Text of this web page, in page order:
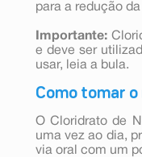
para a redução
Importante:
e deve ser
usar, leia a bula.
Como tomar
O Cloridrato de
uma vez ao dia,
via oral com um